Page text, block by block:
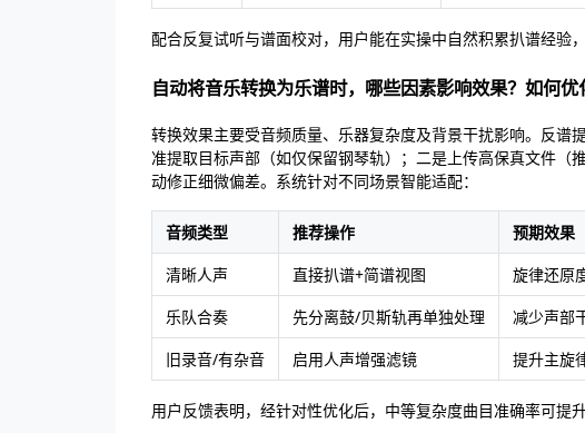
配合反复试听与谱面校对，用户能在实操中自然积累扒谱经验
自动将音乐转换为乐谱时，哪些因素影响效果？如何优
转换效果主要受音频质量、乐器复杂度及背景干扰影响。反谱
准提取目标声部（如仅保留钢琴轨）；二是上传高保真文件
动修正细微偏差。系统针对不同场景智能适配：
音频类型 推荐操作
预期效果
清晰人声
直接扒谱+简谱视图
旋律还原
乐队合奏
先分离鼓/贝斯轨再单独处理
减少声部
旧录音/有杂音
启用人声增强滤镜 提升主旋
用户反馈表明，经针对性优化后，中等复杂度曲目准确率可提升